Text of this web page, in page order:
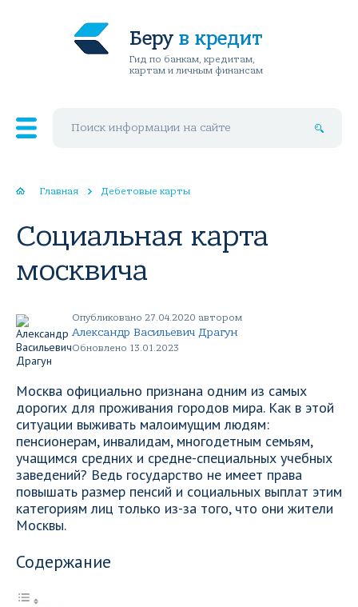
Беру в кредит
Гид по банкам, кредитам,
картам и личным финансам
Главная Дебетовые карты
Социальная карта
москвича
Опубликовано 27.04.2020 автором
Александр Васильевич Драгун
Обновлено 13.01.2023
Москва официально признана одним из самых
дорогих для проживания городов мира. Как в этой
ситуации выживать малоимущим людям:
пенсионерам, инвалидам, многодетным семьям,
учащимся средних и средне-специальных учебных
заведений? Ведь государство не имеет права
повышать размер пенсий и социальных выплат этим
категориям лиц только из-за того, что они жители
Москвы.
Содержание